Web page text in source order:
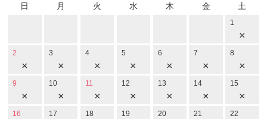
日
月 火 水 木 金 土
1
×
2
×
3
×
4
×
5
×
6
×
7
×
8
×
9
×
10
×
11
×
12
×
13
×
14
×
15
×
16 17 18 19 20 21 22